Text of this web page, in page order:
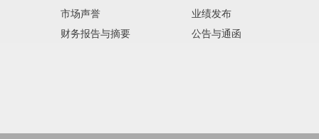
市场声誉
财务报告与摘要
业绩发布
公告与通函